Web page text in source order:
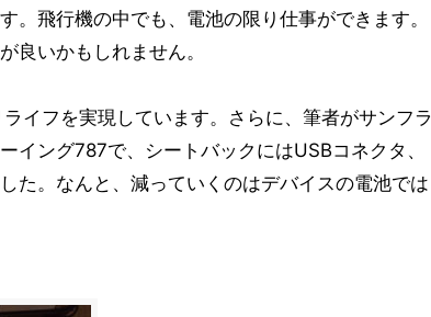
。飛行機の中でも、電池の限り仕事ができます。
良いかもしれません。
イフを実現しています。さらに、筆者がサンフラ
イング787で、シートバックにはUSBコネクタ、
た。なんと、減っていくのはデバイスの電池では